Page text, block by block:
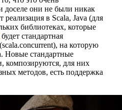
доселе они не были никак
реализация в Scala, Java (для
библиотеках, которые
будет стандартная
на которую
Новые стандартные
композируются, для них
методов, есть поддержка